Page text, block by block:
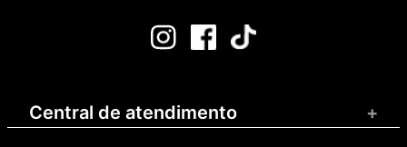
Central de atendimento +